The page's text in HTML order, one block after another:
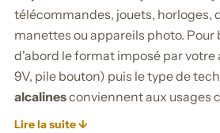
télécommandes, jouets, horloges,
manettes ou appareils photo. Pour
d'abord le format imposé par votre
9V, pile bouton) puis le type de
alcalinesconviennent aux usages
durent plus longtemps et